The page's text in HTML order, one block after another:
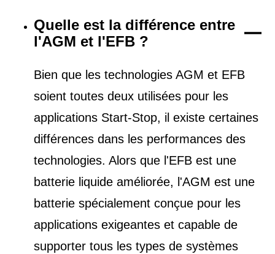
Quelle est la différence entre
l'AGM et l'EFB ?
Bien que les technologies AGM et EFB
soient toutes deux utilisées pour les
applications Start-Stop, il existe certaines
différences dans les performances des
technologies. Alors que l'EFB est une
batterie liquide améliorée, l'AGM est une
batterie spécialement conçue pour les
applications exigeantes et capable de
supporter tous les types de systèmes